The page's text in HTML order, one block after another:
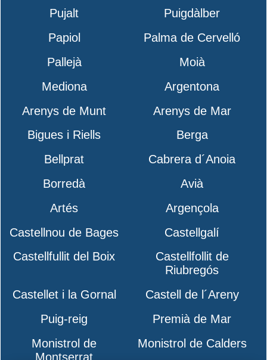
Pujalt
Puigdàlber
Papiol
Palma de Cervelló
Pallejà
Moià
Mediona
Argentona
Arenys de Munt
Arenys de Mar
Bigues i Riells
Berga
Bellprat
Cabrera d´Anoia
Borredà
Avià
Artés
Argençola
Castellnou de Bages
Castellgalí
Castellfullit del Boix
Castellfollit de
Riubregós
Castellet i la Gornal
Castell de l´Areny
Puig-reig
Premià de Mar
Monistrol de
Montserrat
Monistrol de Calders